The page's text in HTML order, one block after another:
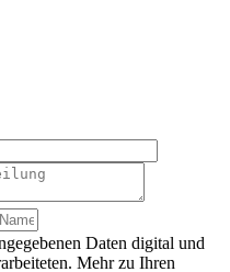
Daten digital und
Mehr zu Ihren